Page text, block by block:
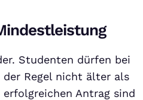
Studenten dürfen bei
der Regel nicht älter als
Antrag sind